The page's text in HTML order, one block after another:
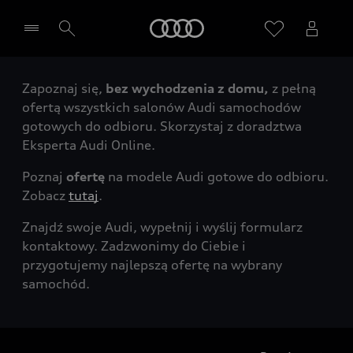
Wybierz Twojego Partnera Audi
Zapoznaj się, bez wychodzenia z domu, z pełną
ofertą wszystkich salonów Audi samochodów
gotowych do odbioru. Skorzystaj z doradztwa
Eksperta Audi Online.
Poznaj ofertę na modele Audi gotowe do odbioru.
Zobacz tutaj.
Znajdź swoje Audi, wypełnij i wyślij formularz
kontaktowy. Zadzwonimy do Ciebie i
przygotujemy najlepszą ofertę na wybrany
samochód.